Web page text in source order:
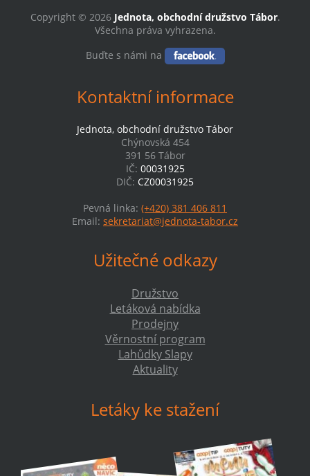
Copyright © 2026 Jednota, obchodní družstvo Tábor.
Všechna práva vyhrazena.
Buďte s námi na
Kontaktní informace
Jednota, obchodní družstvo Tábor
Chýnovská 454
391 56 Tábor
IČ: 00031925
DIČ: CZ00031925
Pevná linka: (+420) 381 406 811
Email: sekretariat@jednota-tabor.cz
Užitečné odkazy
Družstvo
Letáková nabídka
Prodejny
Věrnostní program
Lahůdky Slapy
Aktuality
Letáky ke stažení